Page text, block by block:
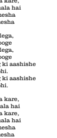
hai
ki aashishe
ki aashishe
kare,
hai
kare,
hai